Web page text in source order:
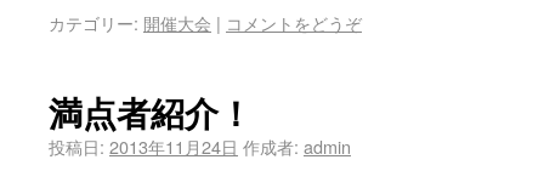
カテゴリー: 開催大会 | コメントをどうぞ
満点者紹介！
投稿日: 2013年11月24日 作成者: admin